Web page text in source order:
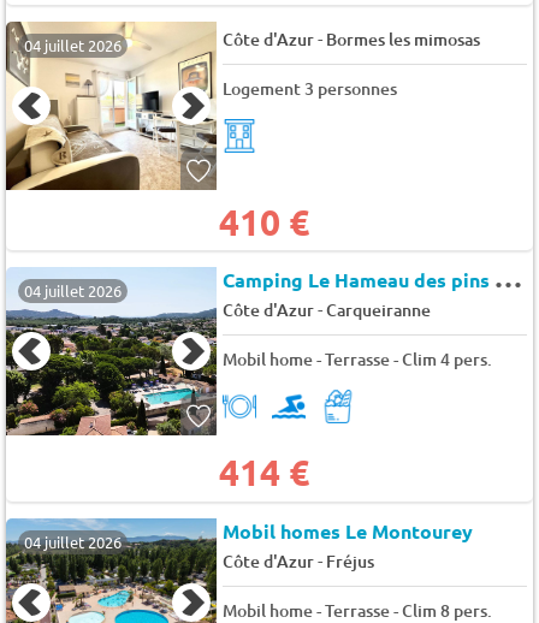
04 juillet 2026 Côte d'Azur- Bormes les mimosas
Logement 3 personnes
410 €
04 juillet 2026 C
amping Le Hameau des pins (La Crau à 6km)
Côte d'Azur-Carqueiranne
Mobil home - Terrasse - Clim 4 pers.
414 €
04 juillet 2026 Mobil homes Le Montourey
Côte d'Azur- Fréjus
Mobil home - Terrasse - Clim 8 pers.